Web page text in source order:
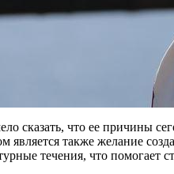
сказать, что ее причины
также желание
течения, что помогает